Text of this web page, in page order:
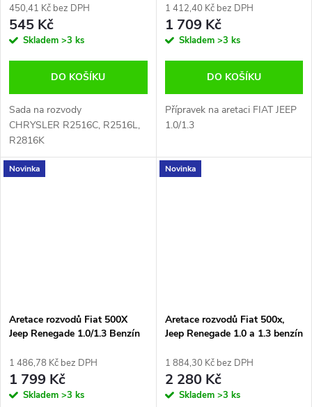
450,41 Kč bez DPH
545 Kč
Skladem >3 ks
DO KOŠÍKU
Sada na rozvody
CHRYSLER R2516C, R2516L,
R2816K
1 412,40 Kč bez DPH
1 709 Kč
Skladem >3 ks
DO KOŠÍKU
Přípravek na aretaci FIAT JEEP
1.0/1.3
Novinka
Aretace rozvodů Fiat 500X
Jeep Renegade 1.0/1.3 Benzín
MGS13984
1 486,78 Kč bez DPH
1 799 Kč
Skladem >3 ks
Novinka
Aretace rozvodů Fiat 500x,
Jeep Renegade 1.0 a 1.3 benzín
1 884,30 Kč bez DPH
2 280 Kč
Skladem >3 ks